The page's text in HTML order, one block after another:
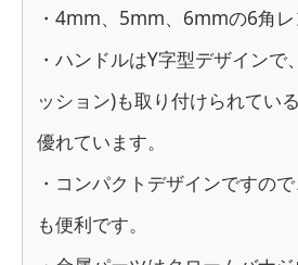
・4mm、5mm、6mmの6角レ
・ハンドルはY字型デザインで
ッション)も取り付けられてい
優れています。
・コンパクトデザインですの
も便利です。